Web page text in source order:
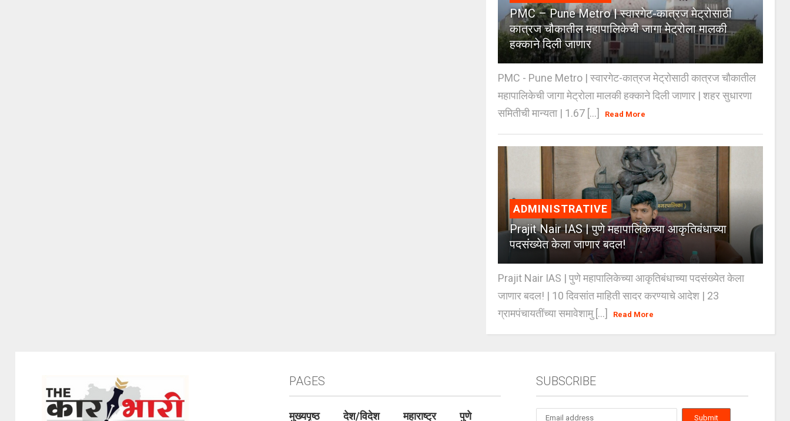
PMC – Pune Metro | स्वारगेट-कात्रज मेट्रोसाठी
कात्रज चौकातील महापालिकेची जागा मेट्रोला मालकी
हक्काने दिली जाणार
PMC - Pune Metro | स्वारगेट-कात्रज मेट्रोसाठी कात्रज चौकातील
महापालिकेची जागा मेट्रोला मालकी हक्काने दिली जाणार | शहर सुधारणा
समितीची मान्यता | 1.67 [...]
Read More
ADMINISTRATIVE
Prajit Nair IAS | पुणे महापालिकेच्या आकृतिबंधाच्या
पदसंख्येत केला जाणार बदल!
Prajit Nair IAS | पुणे महापालिकेच्या आकृतिबंधाच्या पदसंख्येत केला
जाणार बदल! | 10 दिवसांत माहिती सादर करण्याचे आदेश | 23
ग्रामपंचायतींच्या समावेशामु [...]
Read More
PAGES
मुख्यपृष्ठ देश/विदेश महाराष्ट्र पुणे
SUBSCRIBE